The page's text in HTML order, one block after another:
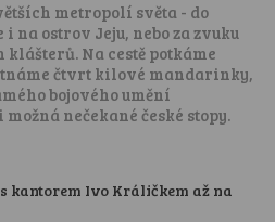
metropolí světa - do
na ostrov Jeju, nebo za zvuku
klášterů. Na cestě potkáme
čtvrt kilové mandarinky,
bojového umění
nečekané české stopy.